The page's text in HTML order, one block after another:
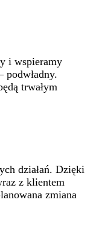
i wspieramy
podwładny.
trwałym
działań. Dzięki
z klientem
zmiana